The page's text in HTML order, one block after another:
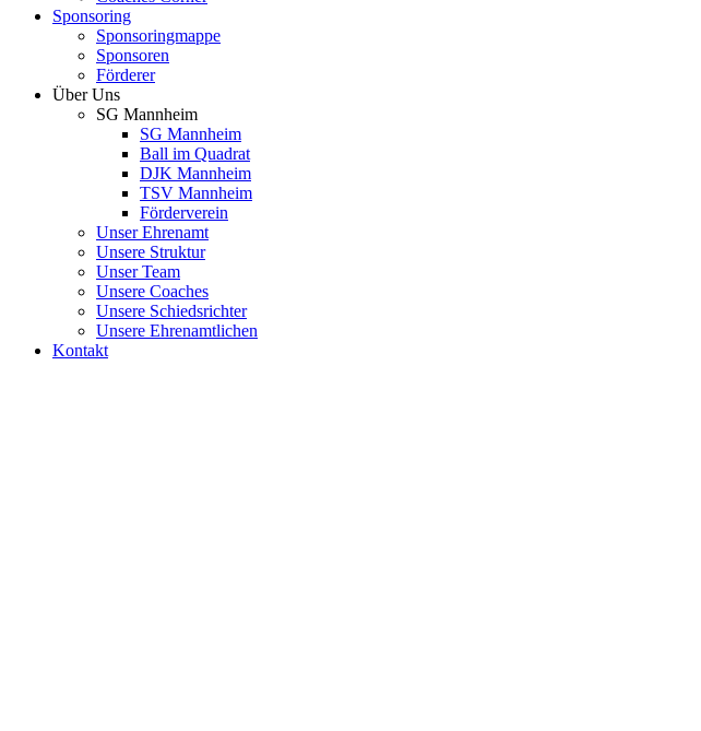
Sponsoring
Sponsoringmappe
Sponsoren
Förderer
Über Uns
SG Mannheim
SG Mannheim
Ball im Quadrat
DJK Mannheim
TSV Mannheim
Förderverein
Unser Ehrenamt
Unsere Struktur
Unser Team
Unsere Coaches
Unsere Schiedsrichter
Unsere Ehrenamtlichen
Kontakt